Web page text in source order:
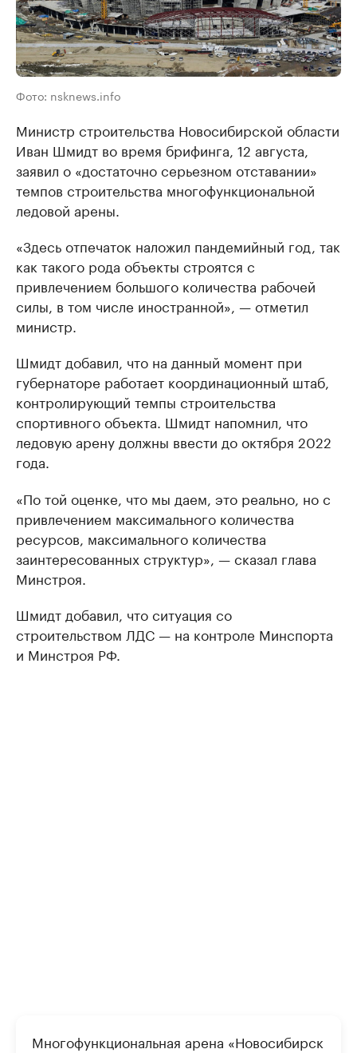
Фото: nsknews.info
Министр строительства Новосибирской области
Иван Шмидт во время брифинга, 12 августа,
заявил о «достаточно серьезном отставании»
темпов строительства многофункциональной
ледовой арены.
«Здесь отпечаток наложил пандемийный год, так
как такого рода объекты строятся с
привлечением большого количества рабочей
силы, в том числе иностранной», — отметил
министр.
Шмидт добавил, что на данный момент при
губернаторе работает координационный штаб,
контролирующий темпы строительства
спортивного объекта. Шмидт напомнил, что
ледовую арену должны ввести до октября 2022
года.
«По той оценке, что мы даем, это реально, но с
привлечением максимального количества
ресурсов, максимального количества
заинтересованных структур», — сказал глава
Минстроя.
Шмидт добавил, что ситуация со
строительством ЛДС — на контроле Минспорта
и Минстроя РФ.
Многофункциональная арена «Новосибирск